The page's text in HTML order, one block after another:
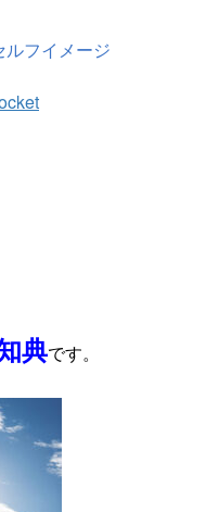
ルフイメージ
典です。